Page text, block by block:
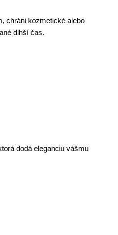
chráni kozmetické alebo
dlhší čas.
dodá eleganciu vášmu